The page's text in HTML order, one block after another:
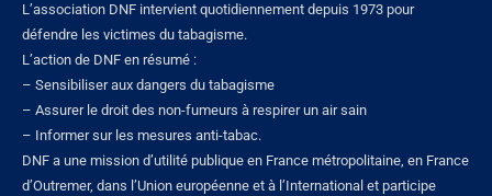
L’association DNF intervient quotidiennement depuis 1973 pour
défendre les victimes du tabagisme.
L’action de DNF en résumé :
– Sensibiliser aux dangers du tabagisme
– Assurer le droit des non-fumeurs à respirer un air sain
– Informer sur les mesures anti-tabac.
DNF a une mission d’utilité publique en France métropolitaine, en France
d’Outremer, dans l’Union européenne et à l’International et participe